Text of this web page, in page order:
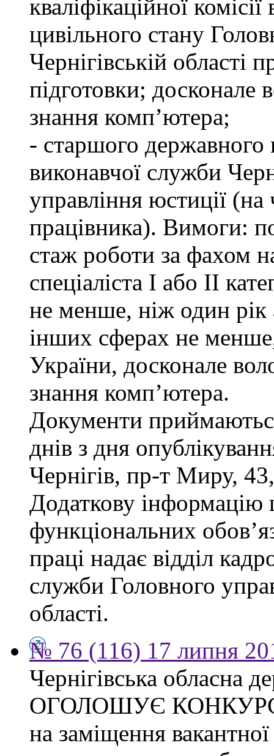
кваліфікаційної комісії
цивільного стану
Чернігівській області
підготовки;
знання комп’ютера;
- старшого державного
виконавчої служби
управління юстиції (на
працівника). Вимоги:
стаж роботи за фахом
спеціаліста І або ІІ
не менше, ніж один
інших сферах не
України, досконале
знання комп’ютера.
Документи
днів з дня
Чернігів, пр-т Миру,
Додаткову
функціональних
праці надає відділ
служби Головного
області.
№ 76 (116) 17 липня
Чернігівська обласна
ОГОЛОШУЄ
на заміщення